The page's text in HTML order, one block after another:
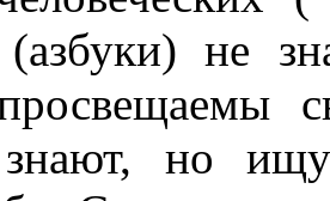
(азбуки) не
но